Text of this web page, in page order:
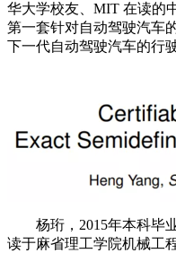
华大学校友、MIT 在读的
第一套针对自动驾驶汽车
下一代自动驾驶汽车的行
杨珩，2015年本科毕业
读于麻省理工学院机械工